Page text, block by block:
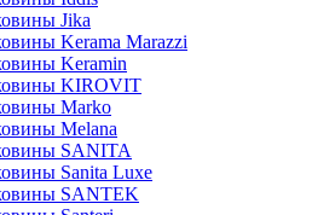
Jika
Kerama Marazzi
Keramin
KIROVIT
Marko
Melana
SANITA
Sanita Luxe
SANTEK